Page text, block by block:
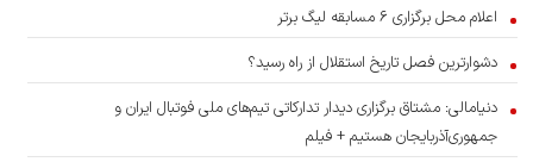
اعلام محل برگزاری ۶ مسابقه لیگ برتر
دشوارترین فصل تاریخ استقلال از راه رسید؟
دنیامالی: مشتاق برگزاری دیدار تدارکاتی تیم‌های ملی فوتبال ایران و
جمهوری‌آذربایجان هستیم + فیلم